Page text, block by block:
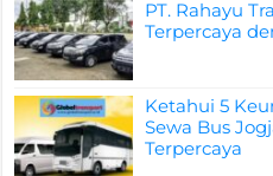
PT. Rahayu
Terpercaya
Ketahui 5
Sewa Bus
Terpercaya